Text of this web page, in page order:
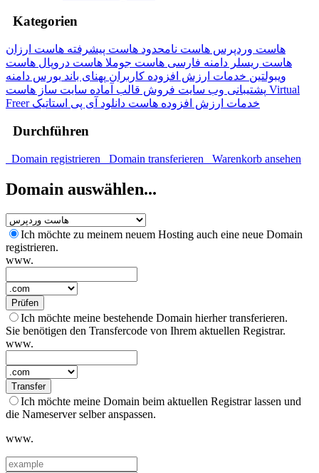
Kategorien
هاست وردپرس هاست نامحدود هاست پیشرفته هاست ارزان
هاست ریسلر دامنه فارسی هاست جوملا هاست دروپال هاست
ویبولتین خدمات ارزش افزوده کاربران پهنای باند بورس دامنه
پشتیبانی وب سایت فروش قالب آماده سایت ساز هاست Virtual
Freer
خدمات ارزش افزوده هاست دانلود آی پی استاتیک
Durchführen
Domain registrieren Domain transferieren Warenkorb ansehen
Domain auswählen...
Ich möchte zu meinem neuem Hosting auch eine neue Domain
registrieren.
www.
Prüfen
Ich möchte meine bestehende Domain hierher transferieren.
Sie benötigen den Transfercode von Ihrem aktuellen Registrar.
www.
Transfer
Ich möchte meine Domain beim aktuellen Registrar lassen und
die Nameserver selber anspassen.
www.